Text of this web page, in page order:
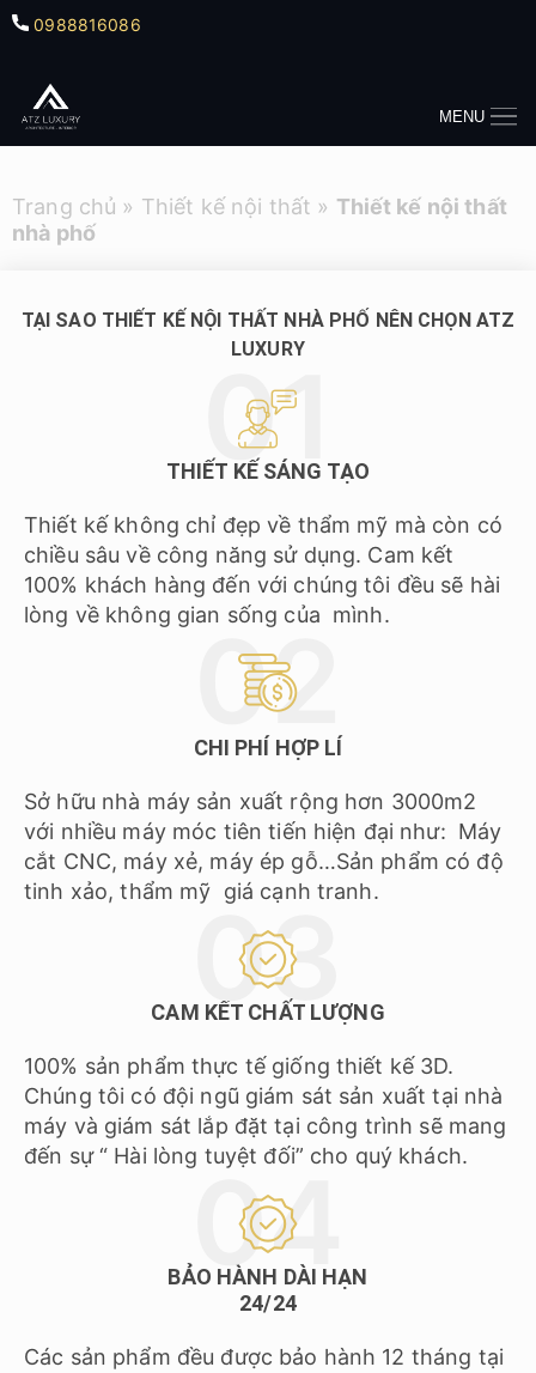
0988816086
MENU
Trang chủ » Thiết kế nội thất » Thiết kế nội thất
nhà phố
TẠI SAO THIẾT KẾ NỘI THẤT NHÀ PHỐ NÊN CHỌN ATZ
LUXURY
THIẾT KẾ SÁNG TẠO
Thiết kế không chỉ đẹp về thẩm mỹ mà còn có
chiều sâu về công năng sử dụng. Cam kết
100% khách hàng đến với chúng tôi đều sẽ hài
lòng về không gian sống của mình.
CHI PHÍ HỢP LÍ
Sở hữu nhà máy sản xuất rộng hơn 3000m2
với nhiều máy móc tiên tiến hiện đại như: Máy
cắt CNC, máy xẻ, máy ép gỗ…Sản phẩm có độ
tinh xảo, thẩm mỹ giá cạnh tranh.
CAM KẾT CHẤT LƯỢNG
100% sản phẩm thực tế giống thiết kế 3D.
Chúng tôi có đội ngũ giám sát sản xuất tại nhà
máy và giám sát lắp đặt tại công trình sẽ mang
đến sự “ Hài lòng tuyệt đối” cho quý khách.
BẢO HÀNH DÀI HẠN
24/24
Các sản phẩm đều được bảo hành 12 tháng tại